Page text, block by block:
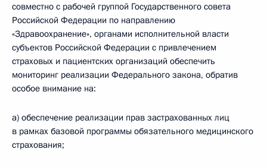
совместно с рабочей группой Государственного совета
Российской Федерации по направлению
«Здравоохранение», органами исполнительной власти
субъектов Российской Федерации с привлечением
страховых и пациентских организаций обеспечить
мониторинг реализации Федерального закона, обратив
особое внимание на:
а) обеспечение реализации прав застрахованных лиц
в рамках базовой программы обязательного медицинского
страхования;